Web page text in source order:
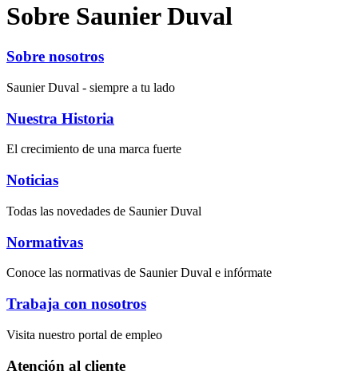
Sobre Saunier Duval
Sobre nosotros
Saunier Duval - siempre a tu lado
Nuestra Historia
El crecimiento de una marca fuerte
Noticias
Todas las novedades de Saunier Duval
Normativas
Conoce las normativas de Saunier Duval e infórmate
Trabaja con nosotros
Visita nuestro portal de empleo
Atención al cliente